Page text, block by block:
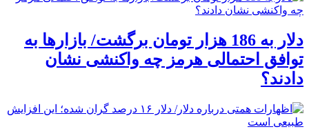
دلار به 186 هزار تومان برگشت/ بازارها به
توافق احتمالی هرمز چه واکنشی نشان
دادند؟